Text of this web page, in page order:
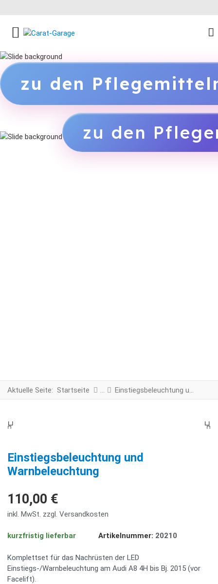
zu den
zu den
Aktuelle Seite: Startseite Einstiegsbeleuchtung und Warnbeleuchtung
Einstiegsbeleuchtung und
Warnbeleuchtung
110,00 €
inkl. MwSt. zzgl. Versandkosten
kurzfristig lieferbar Artikelnummer: 20210
Komplettset für das Nachrüsten der LED
Einstiegs-/Warnbeleuchtung am Audi A8 4H bis Bj. 2015 (vor
Facelift).